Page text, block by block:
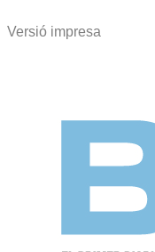
Versió impresa